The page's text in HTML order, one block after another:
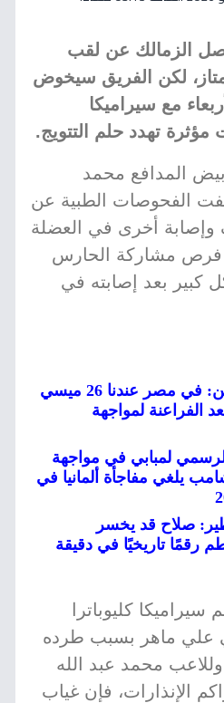
الزمالك عن لقب
لكن الفريق سيخوض
مع سيراميكا
مؤثرة تهدد حلم التتويج.
المدافع محمد
الفحوصات الطبية عن
وإصابة أخرى في العضلة
فرص مشاركة الحارس
كبير بعد إصابته في
انفجار من إبراهيم حسن: في مصر عندنا 26 ميسي
الفراعنة لمواجهة
لمبابي في مواجهة
يلغي مفاجأة ألمانيا في
صلاح قد يخسر
رقمًا تاريخيًا في دقيقة
كليوباترا
علي ماهر بسبب طرده
وللاعب محمد عبد الله
الإنذارات، فإن غياب